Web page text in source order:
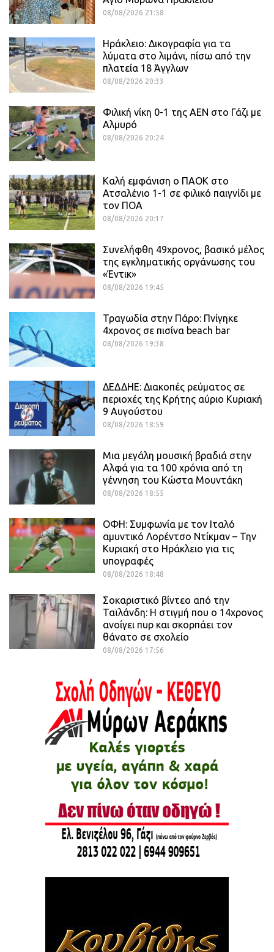
08/08/2026 21:58
Ηράκλειο: Δικογραφία για τα
λύματα στο λιμάνι, πίσω από την
πλατεία 18 Άγγλων
08/08/2026 20:33
Φιλική νίκη 0-1 της ΑΕΝ στο Γάζι με
Αλμυρό
08/08/2026 20:24
Καλή εμφάνιση ο ΠΑΟΚ στο
Ατσαλένιο 1-1 σε φιλικό παιγνίδι με
τον ΠΟΑ
08/08/2026 20:17
Συνελήφθη 49χρονος, βασικό μέλος
της εγκληματικής οργάνωσης του
«Έντικ»
08/08/2026 19:45
Τραγωδία στην Πάρο: Πνίγηκε
4χρονος σε πισίνα beach bar
08/08/2026 19:38
ΔΕΔΔΗΕ: Διακοπές ρεύματος σε
περιοχές της Κρήτης αύριο Κυριακή
9 Αυγούστου
08/08/2026 18:59
Μια μεγάλη μουσική βραδιά στην
Αλφά για τα 100 χρόνια από τη
γέννηση του Κώστα Μουντάκη
08/08/2026 18:55
ΟΦΗ: Συμφωνία με τον Ιταλό
αμυντικό Λορέντσο Ντίκμαν – Την
Κυριακή στο Ηράκλειο για τις
υπογραφές
08/08/2026 18:48
Σοκαριστικό βίντεο από την
Ταϊλάνδη: Η στιγμή που ο 14χρονος
ανοίγει πυρ και σκορπάει τον
θάνατο σε σχολείο
08/08/2026 17:56